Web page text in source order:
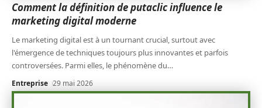
Comment la définition de putaclic influence le
marketing digital moderne
Le marketing digital est à un tournant crucial, surtout avec
l'émergence de techniques toujours plus innovantes et parfois
controversées. Parmi elles, le phénomène du…
Entreprise 29 mai 2026